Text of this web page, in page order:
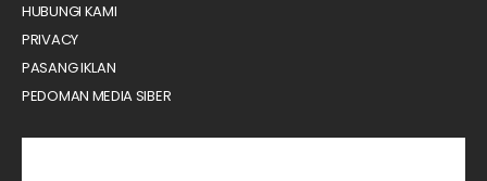
HUBUNGI KAMI
PRIVACY
PASANG IKLAN
PEDOMAN MEDIA SIBER